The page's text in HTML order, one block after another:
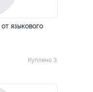
языкового
Куплено 3